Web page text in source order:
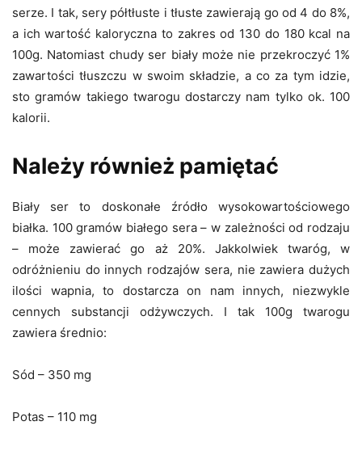
serze. I tak, sery półtłuste i tłuste zawierają go od 4 do 8%,
a ich wartość kaloryczna to zakres od 130 do 180 kcal na
100g. Natomiast chudy ser biały może nie przekroczyć 1%
zawartości tłuszczu w swoim składzie, a co za tym idzie,
sto gramów takiego twarogu dostarczy nam tylko ok. 100
kalorii.
Należy również pamiętać
Biały ser to doskonałe źródło wysokowartościowego
białka. 100 gramów białego sera – w zależności od rodzaju
– może zawierać go aż 20%. Jakkolwiek twaróg, w
odróżnieniu do innych rodzajów sera, nie zawiera dużych
ilości wapnia, to dostarcza on nam innych, niezwykle
cennych substancji odżywczych. I tak 100g twarogu
zawiera średnio:
Sód – 350 mg
Potas – 110 mg